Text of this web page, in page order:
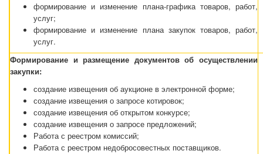
формирование и изменение плана-графика товаров, работ,
услуг;
формирование и изменение плана закупок товаров, работ,
услуг.
Формирование и размещение документов об осуществлении
закупки:
создание извещения об аукционе в электронной форме;
создание извещения о запросе котировок;
создание извещения об открытом конкурсе;
создание извещения о запросе предложений;
Работа с реестром комиссий;
Работа с реестром недобросовестных поставщиков.